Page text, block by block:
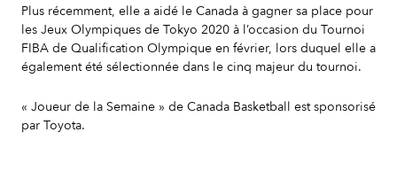
Plus récemment, elle a aidé le Canada à gagner sa place pour
les Jeux Olympiques de Tokyo 2020 à l’occasion du Tournoi
FIBA de Qualification Olympique en février, lors duquel elle a
également été sélectionnée dans le cinq majeur du tournoi.
« Joueur de la Semaine » de Canada Basketball est sponsorisé
par Toyota.